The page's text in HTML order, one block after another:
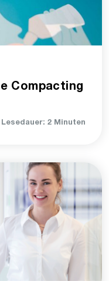
Compacting
Lesedauer: 2 Minuten